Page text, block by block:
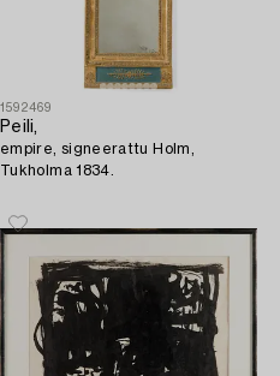
1592469
Peili,
empire, signeerattu Holm,
Tukholma 1834.